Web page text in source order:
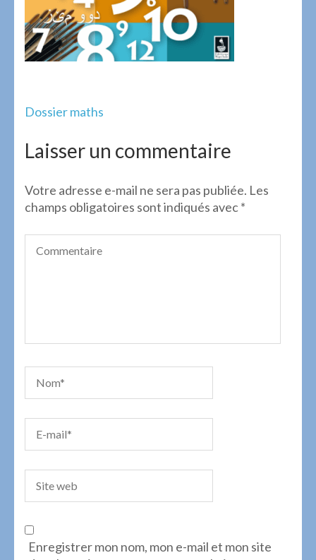
Navigation
l’article
Dossier maths
Laisser un commentaire
Votre adresse e-mail ne sera pas publiée. Les
champs obligatoires sont indiqués avec*
Enregistrer mon nom, mon e-mail et mon site